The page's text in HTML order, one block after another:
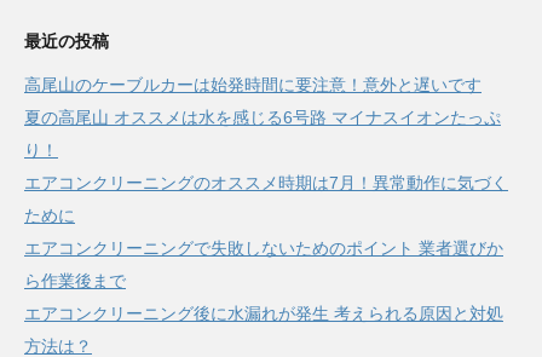
最近の投稿
高尾山のケーブルカーは始発時間に要注意！意外と遅いです
夏の高尾山 オススメは水を感じる6号路 マイナスイオンたっぷ
り！
エアコンクリーニングのオススメ時期は7月！異常動作に気づく
ために
エアコンクリーニングで失敗しないためのポイント 業者選びか
ら作業後まで
エアコンクリーニング後に水漏れが発生 考えられる原因と対処
方法は？